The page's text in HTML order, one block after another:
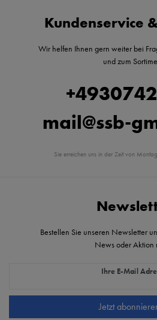
Kundenservice
Wir helfen Ihnen gern weiter bei
und zum
mail@ssb-
Sie erreichen uns in der Zeit von
Bestellen Sie unseren Newsletter
News oder Aktion
Ihre E-Mail
Jetzt